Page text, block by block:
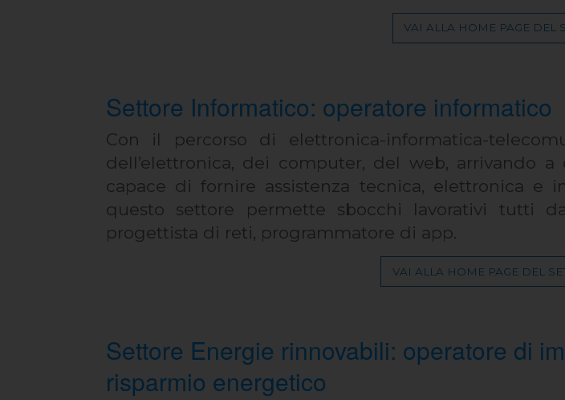
VAI ALLA HOME PAGE DEL
Settore Informatico: operatore informatico
Con il percorso di elettronica-informatica-
dell’elettronica, dei computer, del web, arrivando
capace di fornire assistenza tecnica, elettronica e
questo settore permette sbocchi lavorativi tutti
progettista di reti, programmatore di app.
VAI ALLA HOME PAGE DEL
Settore Energie rinnovabili: operatore di
risparmio energetico